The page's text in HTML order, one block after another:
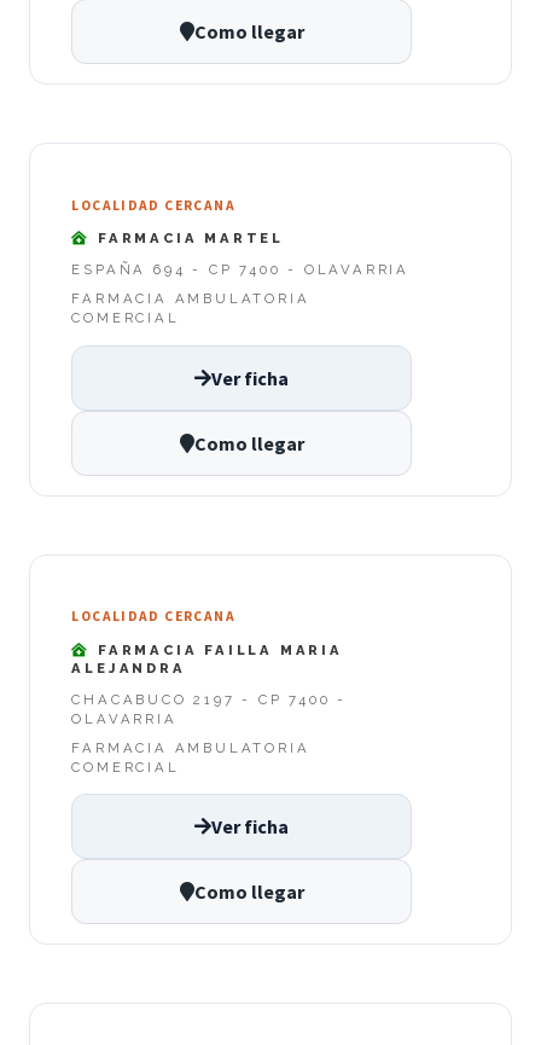
Como llegar
LOCALIDAD CERCANA
FARMACIA MARTEL
ESPAÑA 694 - CP 7400 - OLAVARRIA
FARMACIA AMBULATORIA
COMERCIAL
Ver ficha
Como llegar
LOCALIDAD CERCANA
FARMACIA FAILLA MARIA
ALEJANDRA
CHACABUCO 2197 - CP 7400 -
OLAVARRIA
FARMACIA AMBULATORIA
COMERCIAL
Ver ficha
Como llegar